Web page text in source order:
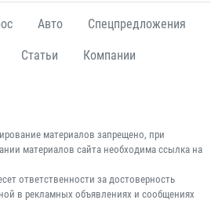
Авто Спецпредложения
Статьи Компании
материалов запрещено, при
материалов сайта необходима ссылка на
ответственности за достоверность
в рекламных объявлениях и сообщениях